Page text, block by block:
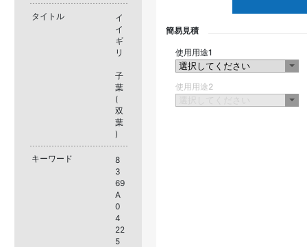
タイトル
イ
イ
ギ
リ
子
葉
(
双
葉
)
キーワード
8
3
69
A
0
4
22
5
簡易見積
使用用途1
使用用途2